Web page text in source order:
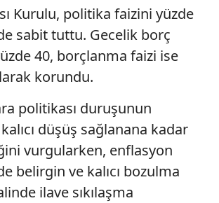
Kurulu, politika faizini yüzde
sabit tuttu. Gecelik borç
40, borçlanma faizi ise
korundu.
politikası duruşunun
düşüş sağlanana kadar
vurgularken, enflasyon
belirgin ve kalıcı bozulma
ilave sıkılaşma